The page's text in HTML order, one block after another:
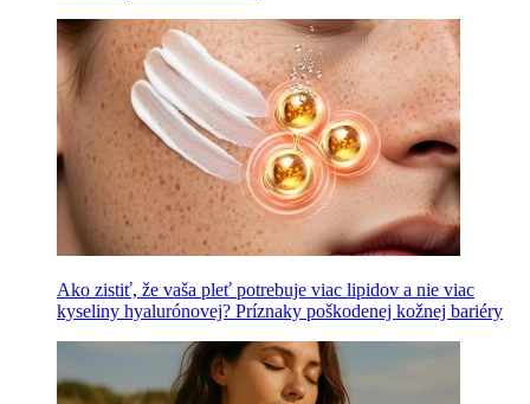
Ako zistiť, že vaša pleť potrebuje viac lipidov a nie viac
kyseliny hyalurónovej? Príznaky poškodenej kožnej bariéry